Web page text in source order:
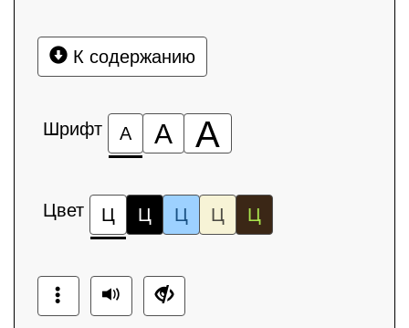
К содержанию
Шрифт А А А
Цвет Ц Ц Ц Ц Ц